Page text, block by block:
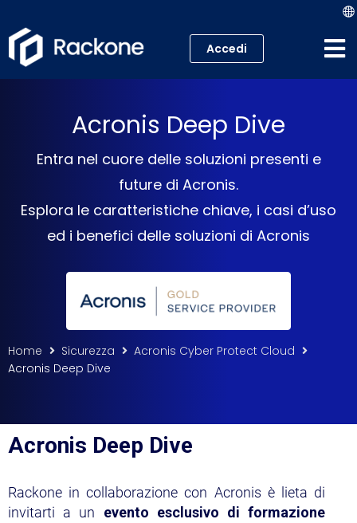
VPS
Cloud
Server
Academy
Sicurezza
Accedi
Acronis Deep Dive
Entra nel cuore delle soluzioni presenti e
future di Acronis.
Esplora le caratteristiche chiave, i casi d’uso
ed i benefici delle soluzioni di Acronis
Home Sicurezza
Acronis Cyber Protect Cloud
Acronis Deep Dive
Acronis Deep Dive
Rackone in collaborazione con Acronis è lieta di
invitarti a un evento esclusivo di formazione